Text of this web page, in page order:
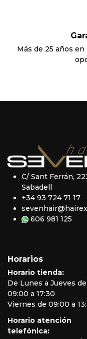
Más de 25 años
C/ Sant Ferrán,
Sabadell
+34 93 724 71 17
606 981 125
Horarios
Horario tienda:
De Lunes a Jueves de
09:00 a 17:30
Viernes de 09:00 a
Horario atención
telefónica: